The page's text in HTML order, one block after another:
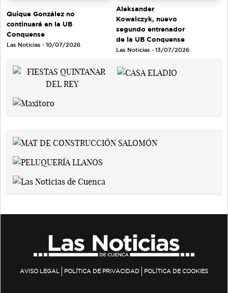
Quique González no
continuará en la UB
Conquense
Las Noticias - 10/07/2026
Aleksander
Kowalczyk, nuevo
segundo entrenador
de la UB Conquense
Las Noticias - 13/07/2026
AVISO LEGAL POLÍTICA DE PRIVACIDAD POLÍTICA DE COOKIES